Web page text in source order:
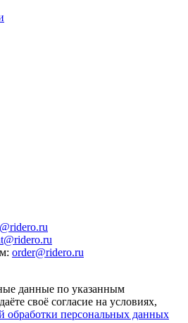
: order@ridero.ru
данные по указанным
своё согласие на условиях,
обработки персональных данных